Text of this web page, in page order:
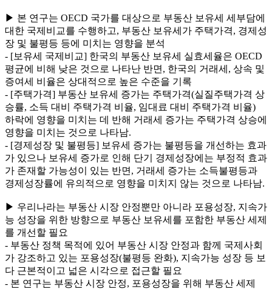
▶ 본 연구는 OECD 국가를 대상으로 부동산 보유세 세부담에
대한 국제비교를 수행하고, 부동산 보유세가 주택가격, 경제성
장 및 불평등 등에 미치는 영향을 분석
- [보유세 국제비교] 한국의 부동산 보유세 실효세율은 OECD
평균에 비해 낮은 것으로 나타난 반면, 한국의 거래세, 상속 및
증여세 비율은 상대적으로 높은 수준을 기록
- [주택가격] 부동산 보유세 증가는 주택가격(실질주택가격 상
승률, 소득 대비 주택가격 비율, 임대료 대비 주택가격 비율)
하락에 영향을 미치는 데 반해 거래세 증가는 주택가격 상승에
영향을 미치는 것으로 나타남.
- [경제성장 및 불평등] 보유세 증가는 불평등을 개선하는 효과
가 있으나 보유세 증가로 인해 단기 경제성장에는 부정적 효과
가 존재할 가능성이 있는 반면, 거래세 증가는 소득불평등과
경제성장률에 유의적으로 영향을 미치지 않는 것으로 나타남.
▶ 우리나라는 부동산 시장 안정뿐만 아니라 포용성장, 지속가
능 성장을 위한 방향으로 부동산 보유세를 포함한 부동산 세제
를 개선할 필요
- 부동산 정책 목적에 있어 부동산 시장 안정과 함께 국제사회
가 강조하고 있는 포용성장(불평등 완화), 지속가능 성장 등 보
다 근본적이고 넓은 시각으로 접근할 필요
- 본 연구는 부동산 시장 안정, 포용성장을 위해 부동산 세제